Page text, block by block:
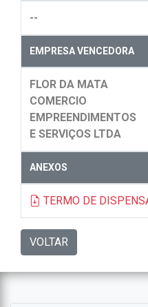
--
EMPRESA VENCEDORA
FLOR DA MATA
COMERCIO
EMPREENDIMENTOS
E SERVIÇOS LTDA
ANEXOS
TERMO DE
VOLTAR